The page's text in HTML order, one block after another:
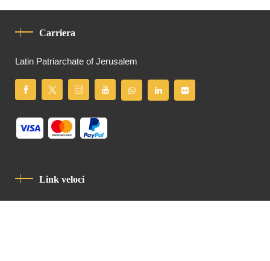
Carriera
Latin Patriarchate of Jerusalem
Link veloci